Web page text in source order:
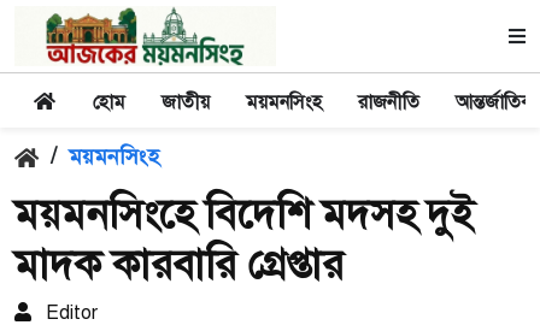
হোম জাতীয় ময়মনসিংহ রাজনীতি আন্তর্জাতিক
/ ময়মনসিংহ
ময়মনসিংহে বিদেশি মদসহ দুই
মাদক কারবারি গ্রেপ্তার
Editor